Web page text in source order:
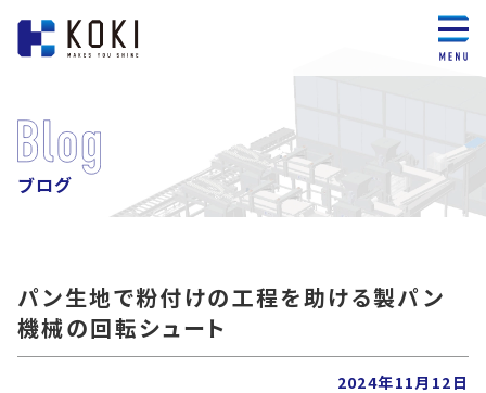
ブログ
パン生地で粉付けの工程を助ける製パン
機械の回転シュート
2024年11月12日